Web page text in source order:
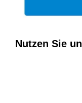
Nutzen Sie